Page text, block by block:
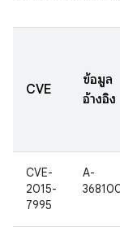
CVE
ข้อมูล
อ้างอิง
CVE-
2015-
7995
A-